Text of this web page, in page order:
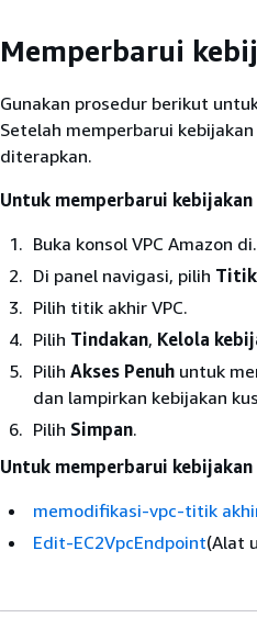
Memperbarui
Gunakan prosedur berikut
Setelah memperbarui
diterapkan.
Untuk memperbarui
Buka konsol VPC Amazon di.
Di panel navigasi, pilih
Pilih titik akhir VPC.
Pilih Tindakan, Kelola
Pilih Akses Penuh untuk
dan lampirkan kebijakan
Pilih Simpan.
Untuk memperbarui
memodifikasi-vpc-titik
Edit-EC2VpcEndpoint(Alat